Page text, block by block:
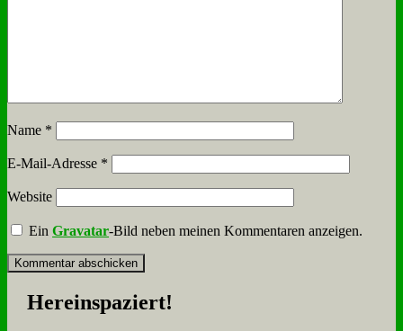
Name *
E-Mail-Adresse *
Website
EinGravatar-Bild neben meinen Kommentaren anzeigen.
Her­ein­spa­ziert!